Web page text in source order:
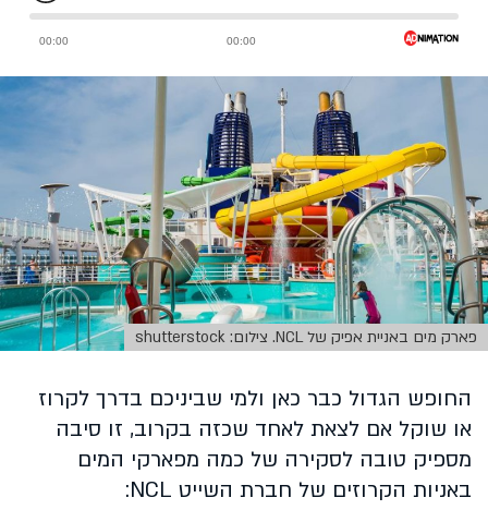
פארק מים באניית אפיק של NCL. צילום: shutterstock
החופש הגדול כבר כאן ולמי שביניכם בדרך לקרוז
או שוקל אם לצאת לאחד שכזה בקרוב, זו סיבה
מספיק טובה לסקירה של כמה מפארקי המים
באניות הקרוזים של חברת השייט NCL
: